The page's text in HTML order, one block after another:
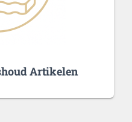
Artikelen